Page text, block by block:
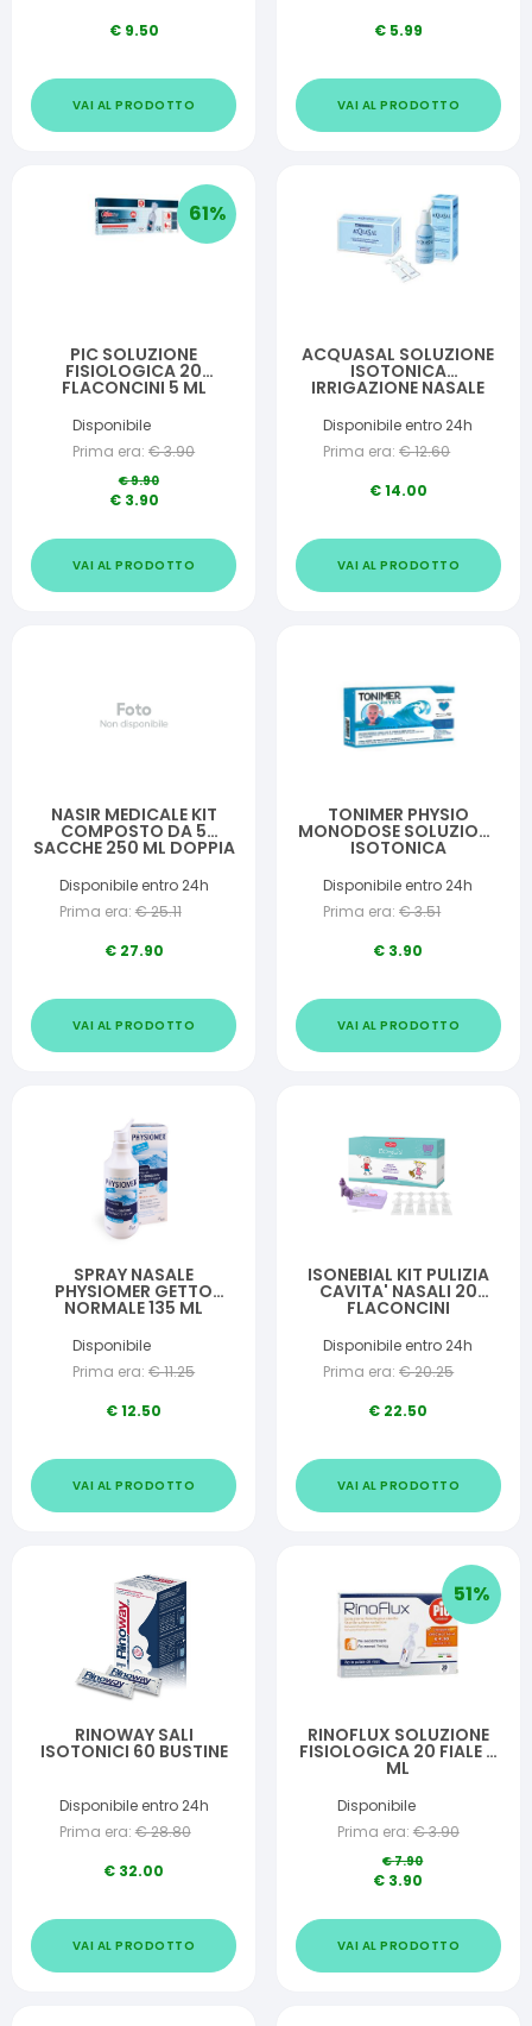
€ 9.50
VAI AL PRODOTTO
€ 5.99
VAI AL PRODOTTO
61%
PIC SOLUZIONE
FISIOLOGICA 20
FLACONCINI 5 ML
Disponibile
Prima era: €3.90
€9.90
€ 3.90
VAI AL PRODOTTO
ACQUASAL SOLUZIONE
ISOTONICA
IRRIGAZIONE NASALE
FLACONCINI
MONODOSE 5 ML
Disponibile entro 24h
Prima era: €12.60
€14.00
VAI AL PRODOTTO
NASIR MEDICALE KIT
COMPOSTO DA 5
SACCHE 250 ML DOPPIA
ISOTONICA + 5
DEFLUSSORI + 1
VENTOSA
Disponibile entro 24h
Prima era: €25.11
€ 27.90
VAI AL PRODOTTO
TONIMER PHYSIO
MONODOSE SOLUZIONE
ISOTONICA
DI CLORURO DI SODIO
0,9% 20 FLACONCINI 5
ML PROMO
Disponibile entro 24h
Prima era: €3.51
€ 3.90
VAI AL PRODOTTO
SPRAY NASALE
PHYSIOMER GETTO
NORMALE 135 ML
Disponibile
Prima era: €11.25
€12.50
VAI AL PRODOTTO
ISONEBIAL KIT PULIZIA
CAVITA' NASALI 20
FLACONCINI
SIRINGA LUER LOCK
SOFT-JECK + AGO
CANNULA +
Disponibile entro 24h
Prima era: €20.25
€ 22.50
VAI AL PRODOTTO
RINOWAY SALI
ISOTONICI 60 BUSTINE
Disponibile entro 24h
Prima era: €28.80
€ 32.00
VAI AL PRODOTTO
51%
RINOFLUX SOLUZIONE
FISIOLOGICA 20 FIALE 2
ML
Disponibile
Prima era: €3.90
€7.90
€ 3.90
VAI AL PRODOTTO